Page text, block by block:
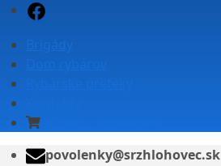
Skip
content
Facebook
Brigády
Dom rybárov
povolenky@srzhlohovec.sk